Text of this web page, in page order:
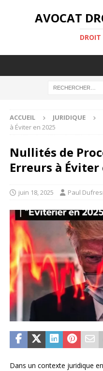
AVOCAT
ACCUEIL JURIDIQUE
à Éviter en 2025
Nullités de
Erreurs à Éviter
juin 18, 2025 Paul
Dans un contexte juridique